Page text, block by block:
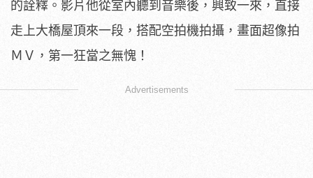
的詮釋。影片他從室內聽到音樂後，興致一來，直接
走上大橋屋頂來一段，搭配空拍機拍攝，畫面超像拍
ＭＶ，第一狂當之無愧！
Advertisements